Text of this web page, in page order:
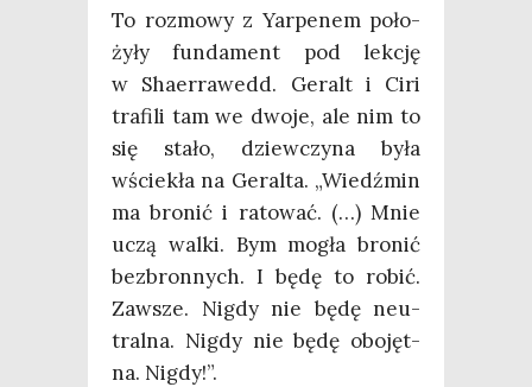
To roz­mo­wy z Yar­pe­nem poło­
ży­ły fun­da­ment pod lek­cję
w Sha­er­ra­wedd. Geralt i Ciri
tra­fi­li tam we dwo­je, ale nim to
się sta­ło, dziew­czy­na była
wście­kła na Geral­ta. „Wiedź­min
ma bro­nić i rato­wać. (…) Mnie
uczą wal­ki. Bym mogła bro­nić
bez­bron­nych. I będę to robić.
Zawsze. Nigdy nie będę neu­
tral­na. Nigdy nie będę obo­jęt­
na. Nigdy!”.